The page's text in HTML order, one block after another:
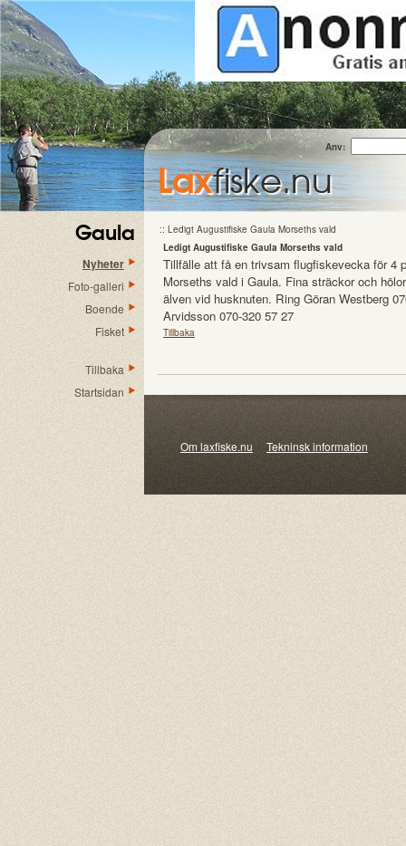
Gaula
Nyheter
Foto-galleri
Boende
Fisket
Tillbaka
Startsidan
Anv:
Laxfiske.nu
:: Ledigt Augustifiske Gaula Morseths vald
Ledigt Augustifiske Gaula Morseths vald
Tillfälle att få en trivsam flugfiskevecka för 4
Morseths vald i Gaula. Fina sträckor och
älven vid husknuten. Ring Göran Westberg
Arvidsson 070-320 57 27
Tillbaka
Om laxfiske.nu Tekninsk information